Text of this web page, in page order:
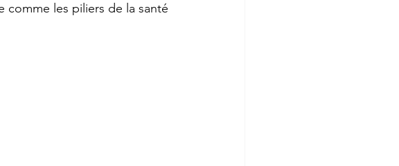
les piliers de la santé